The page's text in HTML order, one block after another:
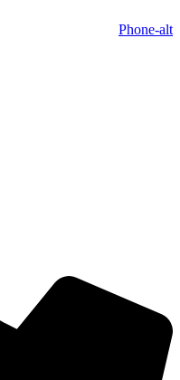
Phone-alt